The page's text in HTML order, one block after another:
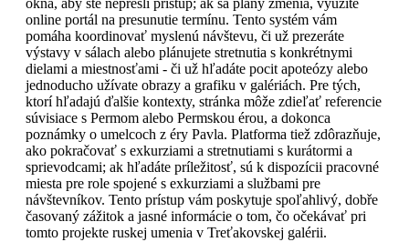
okna, aby ste neprešli prístup; ak sa plány zmenia, využite
online portál na presunutie termínu. Tento systém vám
pomáha koordinovať myslenú návštevu, či už prezeráte
výstavy v sálach alebo plánujete stretnutia s konkrétnymi
dielami a miestnosťami - či už hľadáte pocit apoteózy alebo
jednoducho užívate obrazy a grafiku v galériách. Pre tých,
ktorí hľadajú ďalšie kontexty, stránka môže zdieľať referencie
súvisiace s Permom alebo Permskou érou, a dokonca
poznámky o umelcoch z éry Pavla. Platforma tiež zdôrazňuje,
ako pokračovať s exkurziami a stretnutiami s kurátormi a
sprievodcami; ak hľadáte príležitosť, sú k dispozícii pracovné
miesta pre role spojené s exkurziami a službami pre
návštevníkov. Tento prístup vám poskytuje spoľahlivý, dobře
časovaný zážitok a jasné informácie o tom, čo očekávať pri
tomto projekte ruskej umenia v Treťakovskej galérii.